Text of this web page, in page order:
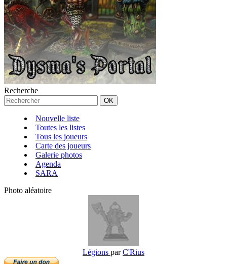
Recherche
Nouvelle liste
Toutes les listes
Tous les joueurs
Carte des joueurs
Galerie photos
Agenda
SARA
Photo aléatoire
Légions parC'Rius